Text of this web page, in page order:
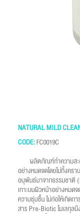
NATURAL MILD
CODE:FC0019C
ผลิตภัณฑ์ทำความสะอ
อย่างหมดจดโดยไม่ทิ้งคร
อนุพันธ์มาจากธรรมชาติ
เกาะบนผิวหน้าอย่างหมด
ความชุ่มชื้น ไม่ก่อให้เกิดก
สาร Pre-Biotic โมเลกุล